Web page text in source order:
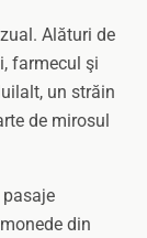
Alături de
farmecul şi
un străin
de mirosul
pasaje
din